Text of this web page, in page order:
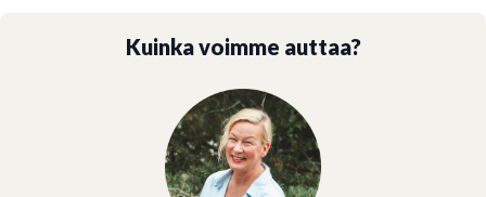
Kuinka voimme auttaa?